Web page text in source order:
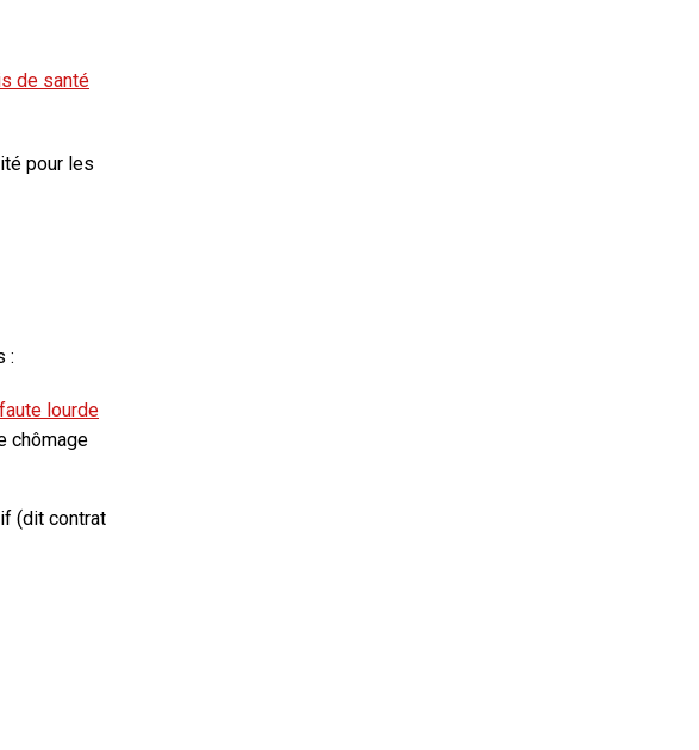
de santé
pour les
:
faute lourde
chômage
(dit contrat